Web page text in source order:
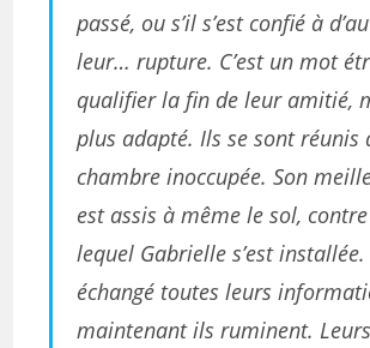
passé, ou s’il s’est confié à
leur…rupture. C’est un mot
qualifier la fin de leur amitié,
plus adapté. Ils se sont réunis
chambre inoccupée. Son
est assis à même le sol,
lequel Gabrielle s’est
échangé toutes leurs
maintenant ils ruminent.